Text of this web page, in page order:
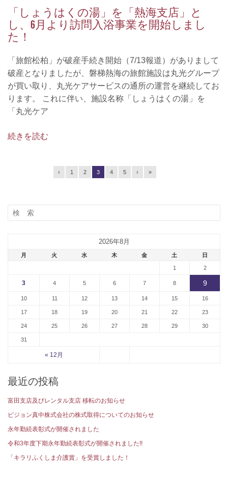
「しょうはくの湯」を「熱海支店」と
し、6月より訪問入浴事業を開始しまし
た！
「旅館松柏」が破産手続き開始（7/13報道）がありまして
破産となりましたが、磐梯熱海の旅館施設は丸光グループ
が買い取り、丸光ケアサービスの通所の運営を継続してお
ります。 これに伴い、施設名称「しょうはくの湯」を
「丸光ケア
続きを読む
‹ 1 2 3 4 5 › »
2026年8月
月 火 水 木 金 土 日
« 12月
1 2
3 4 5 6 7 8 9
10 11 12 13 14 15 16
17 18 19 20 21 22 23
24 25 26 27 28 29 30
31
最近の投稿
富田支店及びレンタル支店 移転のお知らせ
ピジョン真中株式会社の株式取得についてのお知らせ
永年勤続表彰式が開催されました
令和3年度下期永年勤続表彰式が開催されました!!
「キラリふくしま介護賞」を受賞しました！